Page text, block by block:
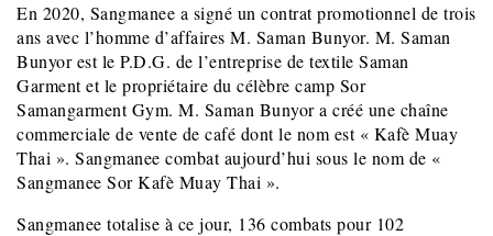
En 2020, Sangmanee a signé un contrat promotionnel de trois
ans avec l’homme d’affaires M. Saman Bunyor. M. Saman
Bunyor est le P.D.G. de l’entreprise de textile Saman
Garment et le propriétaire du célèbre camp Sor
Samangarment Gym. M. Saman Bunyor a créé une chaîne
commerciale de vente de café dont le nom est « Kafè Muay
Thai ». Sangmanee combat aujourd’hui sous le nom de «
Sangmanee Sor Kafè Muay Thai ».
Sangmanee totalise à ce jour, 136 combats pour 102